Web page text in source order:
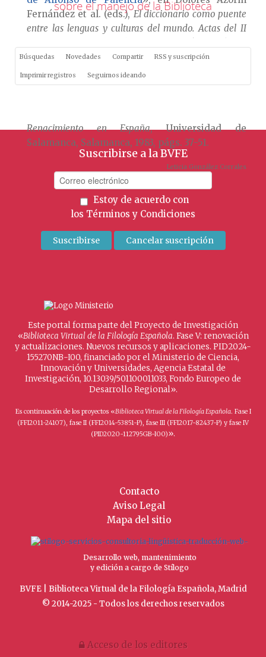
Fernández et al. (eds.),El diccionario como puente
entre las lenguas y culturas del mundo. Actas del II
Universidad de Alicante, Alicante, 2008, págs.
157-163.
Tate, Robert Brian, «Alfonso de Palencia y los
Renacimiento en España, Universidad de
Salamanca, Salamanca, 1983, págs. 37-51.
Leticia González Corrales
sobre el manejo de la Biblioteca
Búsquedas Novedades Compartir RSS y suscripción
Imprimir registros Seguimos ideando
Suscribirse a la BVFE
Estoy de acuerdo con
los Términos y Condiciones
Este portal forma parte del Proyecto de Investigación
«Biblioteca Virtual de la Filología Española. Fase V: renovación
y actualizaciones. Nuevos recursos y aplicaciones. PID2024-
155270NB-I00, financiado por el Ministerio de Ciencia,
Innovación y Universidades, Agencia Estatal de
Investigación, 10.13039/501100011033, Fondo Europeo de
Desarrollo Regional».
Es continuación de los proyectos «Biblioteca Virtual de la Filología Española. Fase I
(FFI2011-24107), fase II (FFI2014-53851-P), fase III (FFI2017-82437-P) y fase IV
(PID2020-112795GB-I00)».
Contacto
Aviso Legal
Mapa del sitio
Desarrollo web, mantenimiento
y edición a cargo de Stílogo
BVFE | Biblioteca Virtual de la Filología Española, Madrid
© 2014-2025 - Todos los derechos reservados
Acceso de los editores